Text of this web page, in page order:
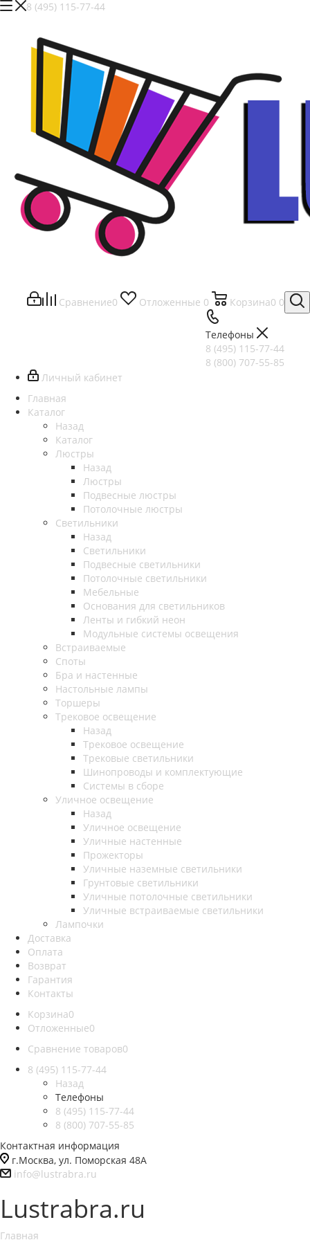
Сравнение0 Отложенные 0 Корзина0 0
Телефоны
8 (495) 115-77-44
8 (800) 707-55-85
8 (495) 115-77-44
Личный кабинет
Главная
Каталог
Назад
Каталог
Люстры
Назад
Люстры
Подвесные люстры
Потолочные люстры
Светильники
Назад
Светильники
Подвесные светильники
Потолочные светильники
Мебельные
Основания для светильников
Ленты и гибкий неон
Модульные системы освещения
Встраиваемые
Споты
Бра и настенные
Настольные лампы
Торшеры
Трековое освещение
Назад
Трековое освещение
Трековые светильники
Шинопроводы и комплектующие
Системы в сборе
Уличное освещение
Назад
Уличное освещение
Уличные настенные
Прожекторы
Уличные наземные светильники
Грунтовые светильники
Уличные потолочные светильники
Уличные встраиваемые светильники
Лампочки
Доставка
Оплата
Возврат
Гарантия
Контакты
Корзина0
Отложенные0
Сравнение товаров0
8 (495) 115-77-44
Назад
Телефоны
8 (495) 115-77-44
8 (800) 707-55-85
Контактная информация
г.Москва, ул. Поморская 48А
info@lustrabra.ru
Lustrabra.ru
Главная